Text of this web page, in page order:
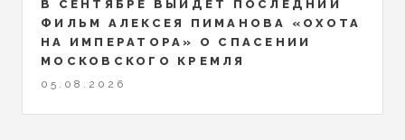
В СЕНТЯБРЕ ВЫЙДЕТ ПОСЛЕДНИЙ
ФИЛЬМ АЛЕКСЕЯ ПИМАНОВА «ОХОТА
НА ИМПЕРАТОРА» О СПАСЕНИИ
МОСКОВСКОГО КРЕМЛЯ
05.08.2026